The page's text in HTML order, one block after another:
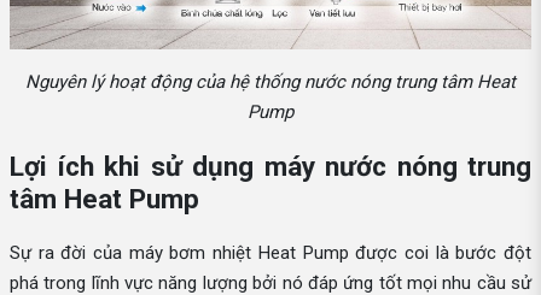
Nguyên lý hoạt động của hệ thống nước nóng trung tâm Heat
Pump
Lợi ích khi sử dụng máy nước nóng trung
tâm Heat Pump
Sự ra đời của máy bơm nhiệt Heat Pump được coi là bước đột
phá trong lĩnh vực năng lượng bởi nó đáp ứng tốt mọi nhu cầu sử